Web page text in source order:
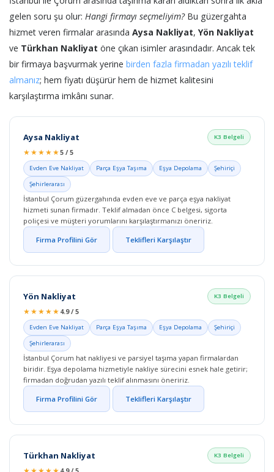
gelen soru şu olur: Hangi firmayı seçmeliyim?Bu güzergahta
hizmet veren firmalar arasında Aysa Nakliyat, Yön Nakliyat
ve Türkhan Nakliyat öne çıkan isimler arasındadır. Ancak tek
bir firmaya başvurmak yerine birden fazla firmadan yazılı teklif
almanız; hem fiyatı düşürür hem de hizmet kalitesini
karşılaştırma imkânı sunar.
Aysa Nakliyat K3 Belgeli
★★★★★5 / 5
Evden Eve Nakliyat Parça Eşya Taşıma Eşya Depolama
Şehiriçi
Şehirlerarası
İstanbul Çorum güzergahında evden eve ve parça eşya nakliyat
hizmeti sunan firmadır. Teklif almadan önce C belgesi, sigorta
poliçesi ve müşteri yorumlarını karşılaştırmanızı öneririz.
Firma Profilini Gör Teklifleri Karşılaştır
Yön Nakliyat K3 Belgeli
★★★★★ 4.9 / 5
Evden Eve Nakliyat Parça Eşya Taşıma Eşya Depolama
Şehiriçi
Şehirlerarası
İstanbul Çorum hat nakliyesi ve parsiyel taşıma yapan firmalardan
biridir. Eşya depolama hizmetiyle nakliye sürecini esnek hale getirir;
firmadan doğrudan yazılı teklif alınmasını öneririz.
Firma Profilini Gör Teklifleri Karşılaştır
Türkhan Nakliyat K3 Belgeli